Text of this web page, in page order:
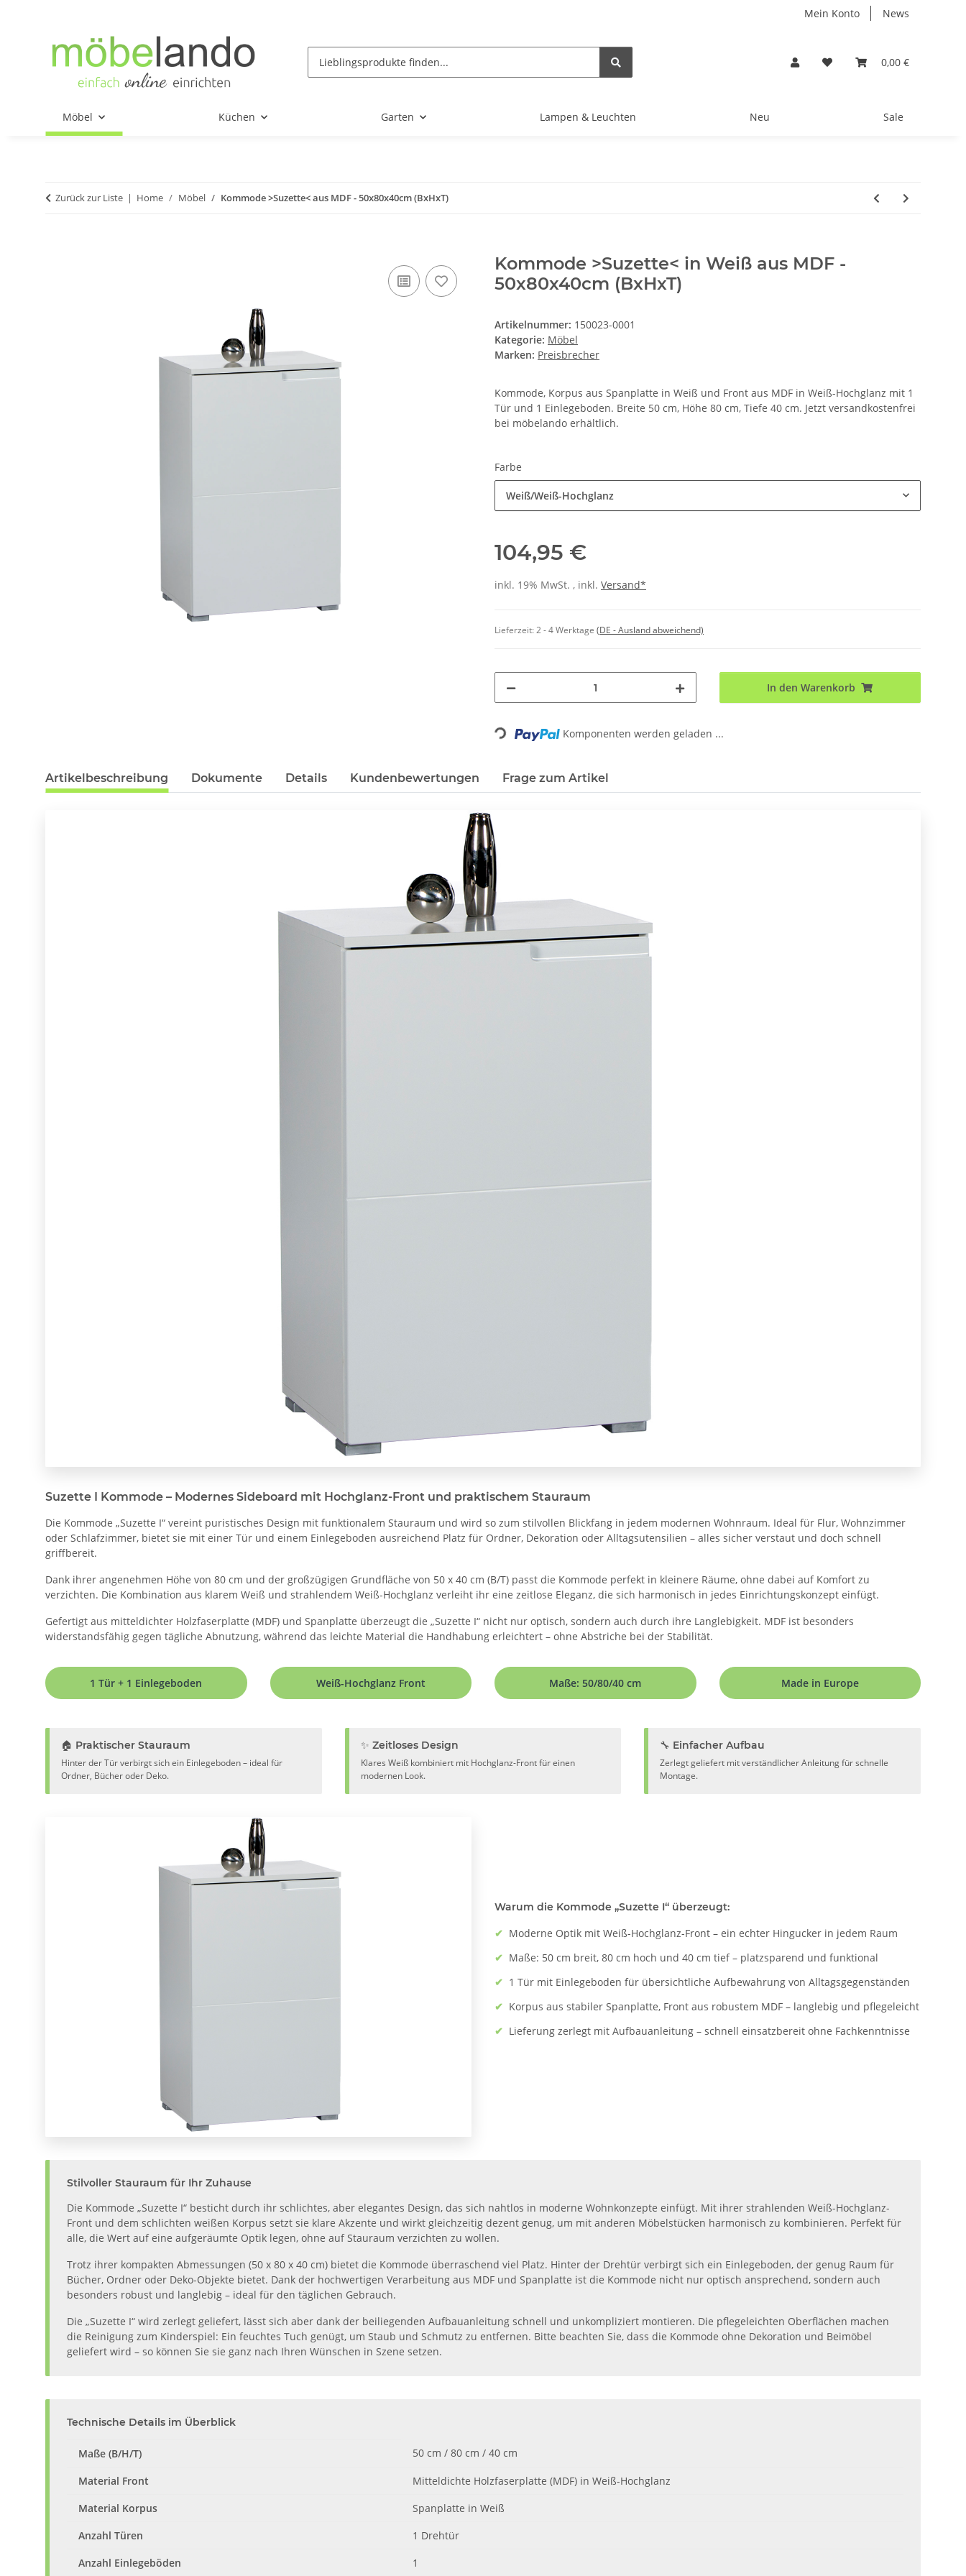
Mein Konto News
0,00 €
Möbel Küchen Garten Lampen & Leuchten Neu Sale
Zurück zur Liste Home Möbel Kommode >Suzette< aus MDF - 50x80x40cm (BxHxT)
Kommode >Suzette< in Weiß aus MDF -
50x80x40cm (BxHxT)
Artikelnummer: 150023-0001
Kategorie: Möbel
Marken: Preisbrecher
Kommode, Korpus aus Spanplatte in Weiß und Front aus MDF in Weiß-Hochglanz mit 1
Tür und 1 Einlegeboden. Breite 50 cm, Höhe 80 cm, Tiefe 40 cm. Jetzt versandkostenfrei
bei möbelando erhältlich.
Farbe
Weiß/Weiß-Hochglanz
104,95 €
inkl. 19% MwSt. , inkl. Versand*
Lieferzeit:2 - 4 Werktage (DE - Ausland abweichend)
In den Warenkorb
Loading... Komponenten werden geladen ...
Artikelbeschreibung Dokumente Details Kundenbewertungen Frage zum Artikel
Suzette I Kommode – Modernes Sideboard mit Hochglanz-Front und praktischem Stauraum
Die Kommode „Suzette I“ vereint puristisches Design mit funktionalem Stauraum und wird so zum stilvollen Blickfang in jedem modernen Wohnraum. Ideal für Flur, Wohnzimmer
oder Schlafzimmer, bietet sie mit einer Tür und einem Einlegeboden ausreichend Platz für Ordner, Dekoration oder Alltagsutensilien – alles sicher verstaut und doch schnell
griffbereit.
Dank ihrer angenehmen Höhe von 80 cm und der großzügigen Grundfläche von 50 x 40 cm (B/T) passt die Kommode perfekt in kleinere Räume, ohne dabei auf Komfort zu
verzichten. Die Kombination aus klarem Weiß und strahlendem Weiß-Hochglanz verleiht ihr eine zeitlose Eleganz, die sich harmonisch in jedes Einrichtungskonzept einfügt.
Gefertigt aus mitteldichter Holzfaserplatte (MDF) und Spanplatte überzeugt die „Suzette I“ nicht nur optisch, sondern auch durch ihre Langlebigkeit. MDF ist besonders
widerstandsfähig gegen tägliche Abnutzung, während das leichte Material die Handhabung erleichtert – ohne Abstriche bei der Stabilität.
1 Tür + 1 Einlegeboden Weiß-Hochglanz Front Maße: 50/80/40 cm Made in Europe
🏠 Praktischer Stauraum
Hinter der Tür verbirgt sich ein Einlegeboden – ideal für
Ordner, Bücher oder Deko.
✨ Zeitloses Design
Klares Weiß kombiniert mit Hochglanz-Front für einen
modernen Look.
🔧 Einfacher Aufbau
Zerlegt geliefert mit verständlicher Anleitung für schnelle
Montage.
Warum die Kommode „Suzette I“ überzeugt:
✔ Moderne Optik mit Weiß-Hochglanz-Front – ein echter Hingucker in jedem Raum
✔ Maße: 50 cm breit, 80 cm hoch und 40 cm tief – platzsparend und funktional
✔ 1 Tür mit Einlegeboden für übersichtliche Aufbewahrung von Alltagsgegenständen
✔ Korpus aus stabiler Spanplatte, Front aus robustem MDF – langlebig und pflegeleicht
✔ Lieferung zerlegt mit Aufbauanleitung – schnell einsatzbereit ohne Fachkenntnisse
Stilvoller Stauraum für Ihr Zuhause
Die Kommode „Suzette I“ besticht durch ihr schlichtes, aber elegantes Design, das sich nahtlos in moderne Wohnkonzepte einfügt. Mit ihrer strahlenden Weiß-Hochglanz-
Front und dem schlichten weißen Korpus setzt sie klare Akzente und wirkt gleichzeitig dezent genug, um mit anderen Möbelstücken harmonisch zu kombinieren. Perfekt für
alle, die Wert auf eine aufgeräumte Optik legen, ohne auf Stauraum verzichten zu wollen.
Trotz ihrer kompakten Abmessungen (50 x 80 x 40 cm) bietet die Kommode überraschend viel Platz. Hinter der Drehtür verbirgt sich ein Einlegeboden, der genug Raum für
Bücher, Ordner oder Deko-Objekte bietet. Dank der hochwertigen Verarbeitung aus MDF und Spanplatte ist die Kommode nicht nur optisch ansprechend, sondern auch
besonders robust und langlebig – ideal für den täglichen Gebrauch.
Die „Suzette I“ wird zerlegt geliefert, lässt sich aber dank der beiliegenden Aufbauanleitung schnell und unkompliziert montieren. Die pflegeleichten Oberflächen machen
die Reinigung zum Kinderspiel: Ein feuchtes Tuch genügt, um Staub und Schmutz zu entfernen. Bitte beachten Sie, dass die Kommode ohne Dekoration und Beimöbel
geliefert wird – so können Sie sie ganz nach Ihren Wünschen in Szene setzen.
Technische Details im Überblick
Maße (B/H/T) 50 cm / 80 cm / 40 cm
Material Front
Mitteldichte Holzfaserplatte (MDF) in Weiß-Hochglanz
Material Korpus
Spanplatte in Weiß
Anzahl Türen
1 Drehtür
Anzahl Einlegeböden
1